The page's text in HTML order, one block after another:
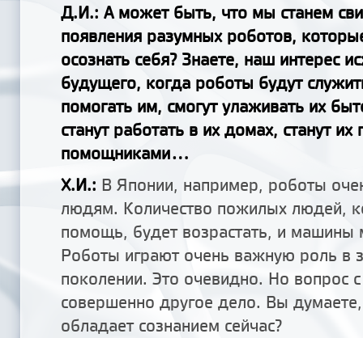
Д.И.: А может быть, что мы станем
появления разумных роботов,
осознать себя? Знаете, наш интерес
будущего, когда роботы будут
помогать им, смогут улаживать их
станут работать в их домах, станут
помощниками...
Х.И.: В Японии, например, роботы
людям. Количество пожилых людей,
помощь, будет возрастать, и машины
Роботы играют очень важную роль в
поколении. Это очевидно. Но вопрос
совершенно другое дело. Вы
обладает сознанием сейчас?